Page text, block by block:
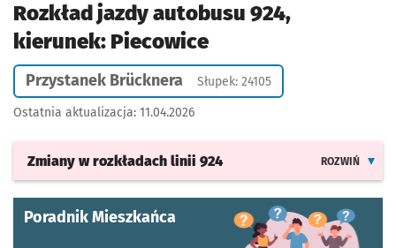
Rozkład jazdy autobusu 924,
kierunek: Piecowice
Przystanek Brücknera Słupek: 24105
Ostatnia aktualizacja: 11.04.2026
Zmiany w rozkładach linii 924 ROZWIŃ
Poradnik Mieszkańca